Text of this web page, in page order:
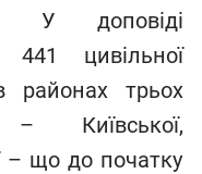
У доповіді
441 цивільної
районах трьох
– Київської,
– що до початку